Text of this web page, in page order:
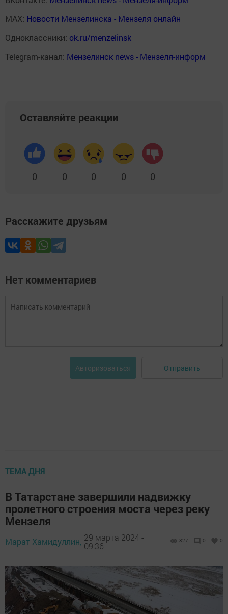
MAX: Новости Мензелинска - Мензеля онлайн
Одноклассники: ok.ru/menzelinsk
Telegram-канал: Мензелинск news - Мензеля-информ
Оставляйте реакции
0 0 0 0 0
Расскажите друзьям
Нет комментариев
Авторизоваться Отправить
ТЕМА ДНЯ
В Татарстане завершили надвижку
пролетного строения моста через реку
Мензеля
Марат Хамидуллин, 29 марта 2024 -
09:36
827 0 0